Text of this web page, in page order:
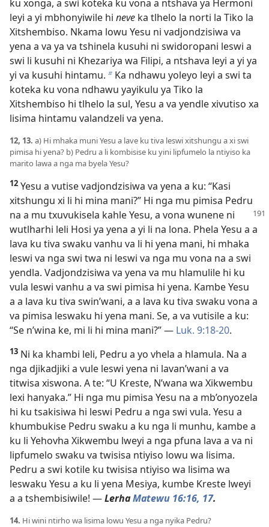
ku xonga, a swi koteka ku vona a ntshava ya Hermoni
leyi a yi mbhonyiwile hi neve ka tlhelo la norti la Tiko la
Xitshembiso. Nkama lowu Yesu ni vadjondzisiwa va
yena a va ya va tshinela kusuhi ni swidoropani leswi a
swi li kusuhi ni Khezariya wa Filipi, a ntshava leyi a yi ya
yi va kusuhi hintamu. b Ka ndhawu yoleyo leyi a swi ta
koteka ku vona ndhawu yayikulu ya Tiko la
Xitshembiso hi tlhelo la sul, Yesu a va yendle xivutiso xa
lisima hintamu valandzeli va yena.
12, 13. a) Hi mhaka muni Yesu a lave ku tiva leswi xitshungu a xi swi
pimisa hi yena? b) Pedru a li kombisise ku yini lipfumelo la ntiyiso ka
marito lawa a nga ma byela Yesu?
12 Yesu a vutise vadjondzisiwa va yena a ku: “Kasi
xitshungu xi li hi mina mani?” Hi nga mu pimisa Pedru
na a mu txuvukisela kahle Yesu, a vona wunene ni
wutlharhi leli Hosi ya yena a yi li na lona. Phela Yesu a a
lava ku tiva swaku vanhu va li hi yena mani, hi mhaka
leswi va nga swi twa ni leswi va nga mu vona na a swi
yendla. Vadjondzisiwa va yena va mu hlamulile hi ku
vula leswi vanhu a va swi pimisa hi yena. Kambe Yesu
a a lava ku tiva swin’wani, a a lava ku tiva swaku vona a
va pimisa leswaku hi yena mani. Se, a va vutisile a ku:
“Se n’wina ke, mi li hi mina mani?” — Luk. 9:18-20.
13 Ni ka khambi leli, Pedru a yo vhela a hlamula. Na a
nga djikadjiki a vule leswi yena ni lavan’wani a va
titwisa xiswona. A te: “U Kreste, N’wana wa Xikwembu
lexi hanyaka.” Hi nga mu pimisa Yesu na a mb’onyozela
hi ku tsakisiwa hi leswi Pedru a nga swi vula. Yesu a
khumbukise Pedru swaku a ku nga li munhu, kambe a
ku li Yehovha Xikwembu lweyi a nga pfuna lava a va ni
lipfumelo swaku va twisisa ntiyiso lowu wa lisima.
Pedru a swi kotile ku twisisa ntiyiso wa lisima wa
leswaku Yesu a ku li yena Mesiya, kumbe Kreste lweyi
a a tshembisiwile! —LerhaMatewu 16:16, 17.
14. Hi wini ntirho wa lisima lowu Yesu a nga nyika Pedru?